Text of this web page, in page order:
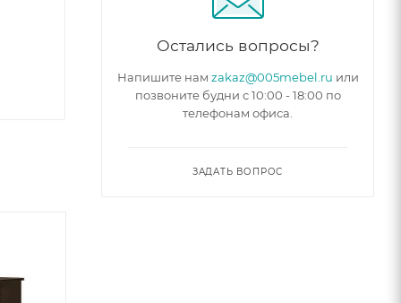
Остались вопросы?
Напишите нам zakaz@005mebel.ru или
позвоните будни с 10:00 - 18:00 по
телефонам офиса.
ЗАДАТЬ ВОПРОС